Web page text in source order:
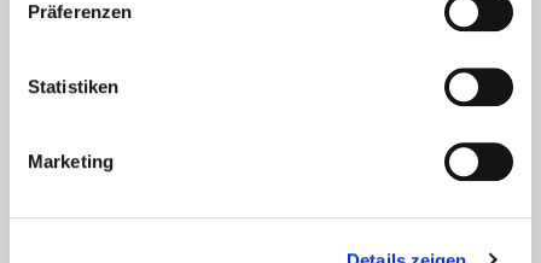
Präferenzen
Statistiken
Marketing
Le nostre fiere